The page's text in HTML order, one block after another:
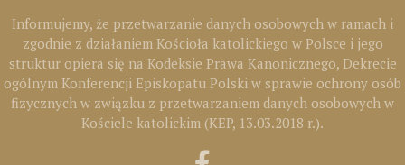
Informujemy, że przetwarzanie danych osobowych w ramach i
zgodnie z działaniem Kościoła katolickiego w Polsce i jego
struktur opiera się na Kodeksie Prawa Kanonicznego, Dekrecie
ogólnym Konferencji Episkopatu Polski w sprawie ochrony osób
fizycznych w związku z przetwarzaniem danych osobowych w
Kościele katolickim (KEP, 13.03.2018 r.).